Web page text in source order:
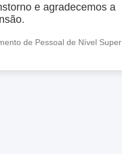
e agradecemos a
de Pessoal de Nível